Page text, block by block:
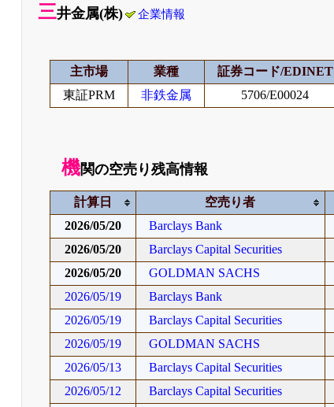
三井金属(株) 企業情報
主市場 業種 証券コード/EDINET
東証PRM
非鉄金属 5706/E00024
機関の空売り残高情報
計算日 空売り者
2026/05/20
Barclays Bank
2026/05/20
Barclays Capital Securities
2026/05/20
GOLDMAN SACHS
2026/05/19
Barclays Bank
2026/05/19
Barclays Capital Securities
2026/05/19
GOLDMAN SACHS
2026/05/13
Barclays Capital Securities
2026/05/12
Barclays Capital Securities